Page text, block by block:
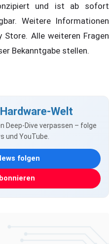
und ist ab sofort
Weitere Informationen
Alle weiteren Fragen
Bekanntgabe stellen.
Welt
Deep-Dive verpassen – folge
und YouTube.
folgen